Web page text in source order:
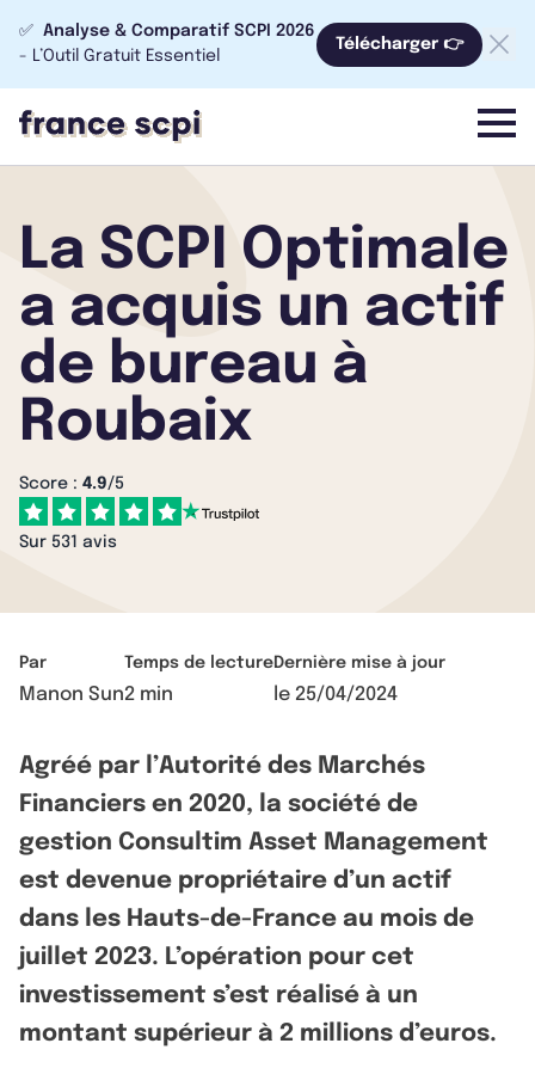
✅ Analyse & Comparatif SCPI 2026
- L’Outil Gratuit Essentiel
Télécharger 👉
menu
La SCPI Optimale
a acquis un actif
de bureau à
Roubaix
Score : 4.9/5
Sur 531 avis
Par
Manon Sun
Temps de lecture
2 min
Dernière mise à jour
le 25/04/2024
Agréé par l’Autorité des Marchés
Financiers en 2020, la société de
gestion Consultim Asset Management
est devenue propriétaire d’un actif
dans les Hauts-de-France au mois de
juillet 2023. L’opération pour cet
investissement s’est réalisé à un
montant supérieur à 2 millions d’euros.